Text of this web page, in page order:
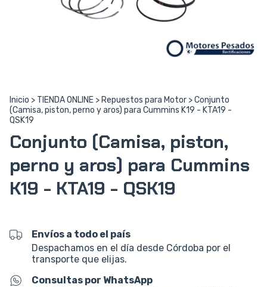
Inicio > TIENDA ONLINE > Repuestos para Motor >Conjunto
(Camisa, piston, perno y aros) para Cummins K19 - KTA19 -
QSK19
Conjunto (Camisa, piston,
perno y aros) para Cummins
K19 - KTA19 - QSK19
Envíos a todo el país
Despachamos en el día desde Córdoba por el
transporte que elijas.
Consultas por WhatsApp